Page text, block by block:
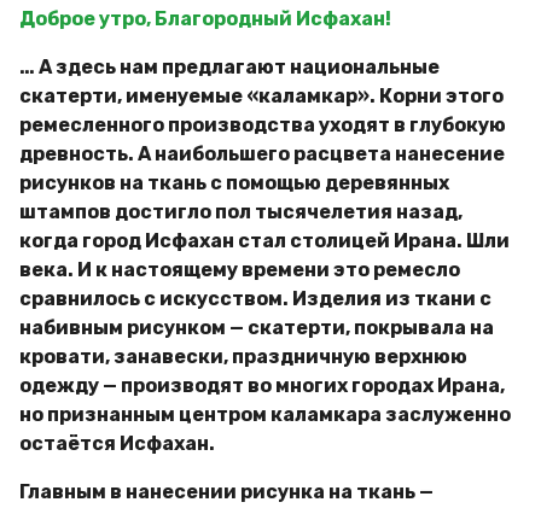
Доброе утро, Благородный Исфахан!
… А здесь нам предлагают национальные
скатерти, именуемые «каламкар». Корни этого
ремесленного производства уходят в глубокую
древность. А наибольшего расцвета нанесение
рисунков на ткань с помощью деревянных
штампов достигло пол тысячелетия назад,
когда город Исфахан стал столицей Ирана. Шли
века. И к настоящему времени это ремесло
сравнилось с искусством. Изделия из ткани с
набивным рисунком — скатерти, покрывала на
кровати, занавески, праздничную верхнюю
одежду — производят во многих городах Ирана,
но признанным центром каламкара заслуженно
остаётся Исфахан.
Главным в нанесении рисунка на ткань —